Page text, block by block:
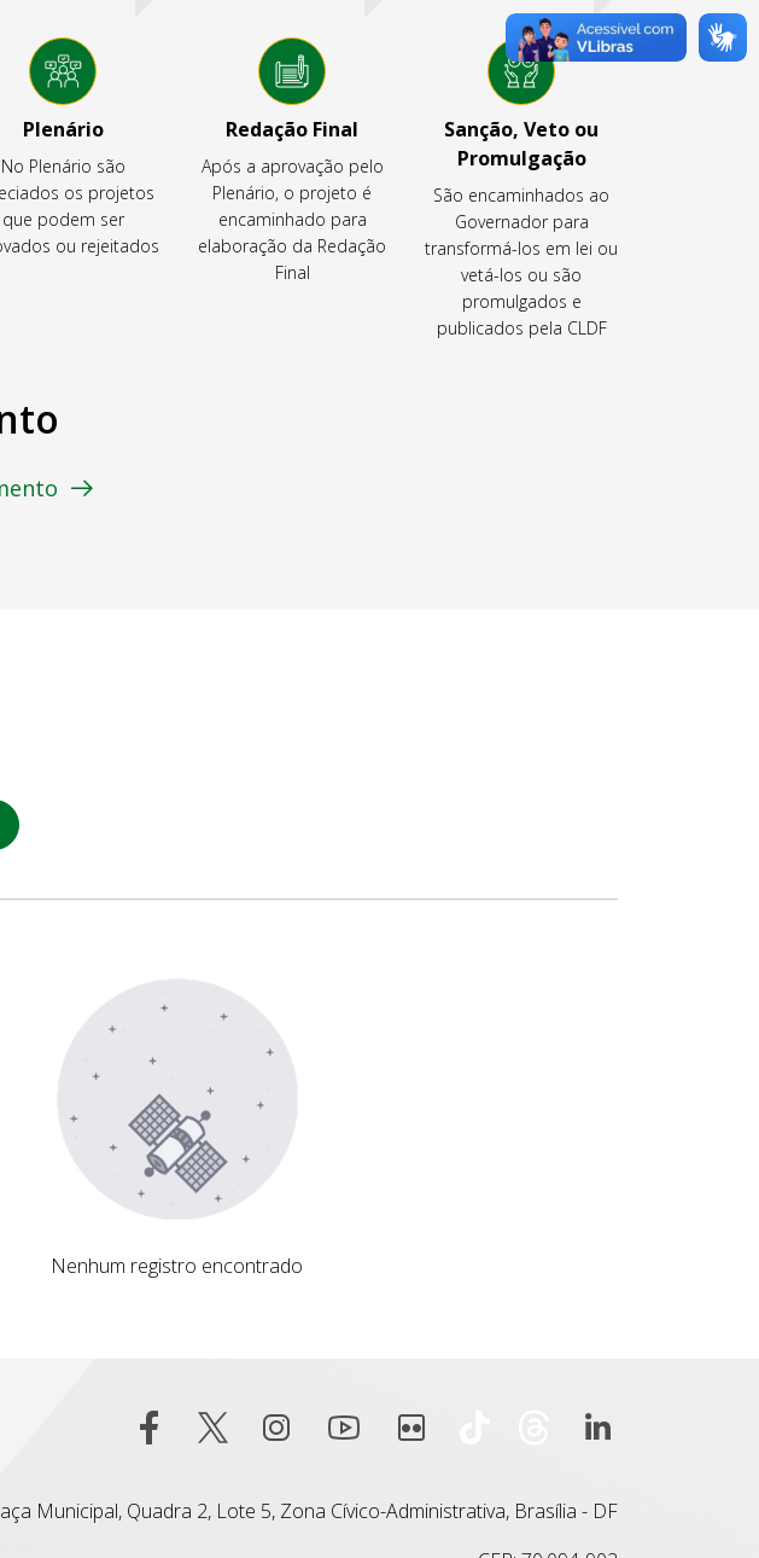
Plenário
No Plenário são
os projetos
que podem ser
ou rejeitados
Redação Final
Após a aprovação pelo
Plenário, o projeto é
encaminhado para
elaboração da Redação
Final
Sanção, Veto ou
Promulgação
São encaminhados ao
Governador para
transformá-los em lei ou
vetá-los ou são
promulgados e
publicados pela CLDF
Nenhum registro encontrado
Municipal, Quadra 2, Lote 5, Zona Cívico-Administrativa, Brasília - DF